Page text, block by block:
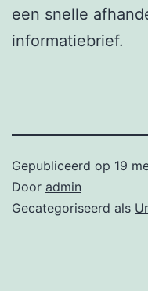
een snelle
informatiebrief.
Gepubliceerd op 19
Door admin
Gecategoriseerd als